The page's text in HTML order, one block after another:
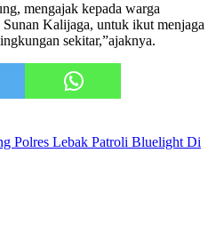
mengajak kepada warga
Sunan Kalijaga, untuk ikut menjaga
sekitar,”ajaknya.
Polres Lebak Patroli Bluelight Di